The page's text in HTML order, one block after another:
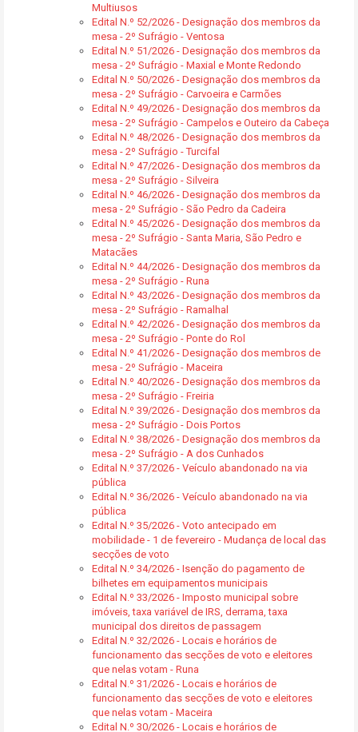
Multiusos
Edital N.º 52/2026 - Designação dos membros da
mesa - 2º Sufrágio - Ventosa
Edital N.º 51/2026 - Designação dos membros da
mesa - 2º Sufrágio - Maxial e Monte Redondo
Edital N.º 50/2026 - Designação dos membros da
mesa - 2º Sufrágio - Carvoeira e Carmões
Edital N.º 49/2026 - Designação dos membros da
mesa - 2º Sufrágio - Campelos e Outeiro da Cabeça
Edital N.º 48/2026 - Designação dos membros da
mesa - 2º Sufrágio - Turcifal
Edital N.º 47/2026 - Designação dos membros da
mesa - 2º Sufrágio - Silveira
Edital N.º 46/2026 - Designação dos membros da
mesa - 2º Sufrágio - São Pedro da Cadeira
Edital N.º 45/2026 - Designação dos membros da
mesa - 2º Sufrágio - Santa Maria, São Pedro e
Matacães
Edital N.º 44/2026 - Designação dos membros da
mesa - 2º Sufrágio - Runa
Edital N.º 43/2026 - Designação dos membros da
mesa - 2º Sufrágio - Ramalhal
Edital N.º 42/2026 - Designação dos membros da
mesa - 2º Sufrágio - Ponte do Rol
Edital N.º 41/2026 - Designação dos membros de
mesa - 2º Sufrágio - Maceira
Edital N.º 40/2026 - Designação dos membros da
mesa - 2º Sufrágio - Freiria
Edital N.º 39/2026 - Designação dos membros da
mesa - 2º Sufrágio - Dois Portos
Edital N.º 38/2026 - Designação dos membros da
mesa - 2º Sufrágio - A dos Cunhados
Edital N.º 37/2026 - Veículo abandonado na via
pública
Edital N.º 36/2026 - Veículo abandonado na via
pública
Edital N.º 35/2026 - Voto antecipado em
mobilidade - 1 de fevereiro - Mudança de local das
secções de voto
Edital N.º 34/2026 - Isenção do pagamento de
bilhetes em equipamentos municipais
Edital N.º 33/2026 - Imposto municipal sobre
imóveis, taxa variável de IRS, derrama, taxa
municipal dos direitos de passagem
Edital N.º 32/2026 - Locais e horários de
funcionamento das secções de voto e eleitores
que nelas votam - Runa
Edital N.º 31/2026 - Locais e horários de
funcionamento das secções de voto e eleitores
que nelas votam - Maceira
Edital N.º 30/2026 - Locais e horários de